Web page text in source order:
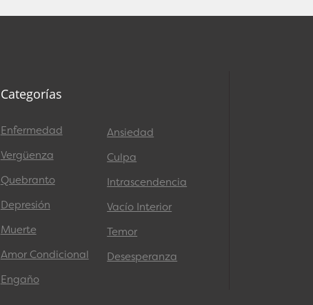
Categorías
Enfermedad
Vergüenza
Quebranto
Depresión
Muerte
Amor Condicional
Engaño
Ansiedad
Culpa
Intrascendencia
Vacío Interior
Temor
Desesperanza